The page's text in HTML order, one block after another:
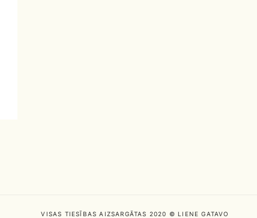
VISAS TIESĪBAS AIZSARGĀTAS 2020 © LIENE GATAVO